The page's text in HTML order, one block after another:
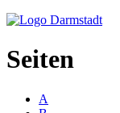
Seiten
A